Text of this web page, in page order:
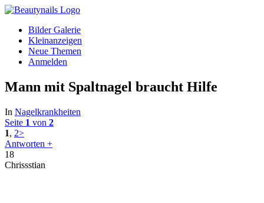
Bilder Galerie
Kleinanzeigen
Neue Themen
Anmelden
Mann mit Spaltnagel braucht Hilfe
In Nagelkrankheiten
Seite 1 von 2
1, 2>
Antworten +
18
Chrissstian